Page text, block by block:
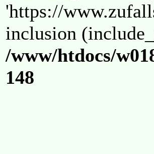
'https://
inclusion
/www/htdocs/
148